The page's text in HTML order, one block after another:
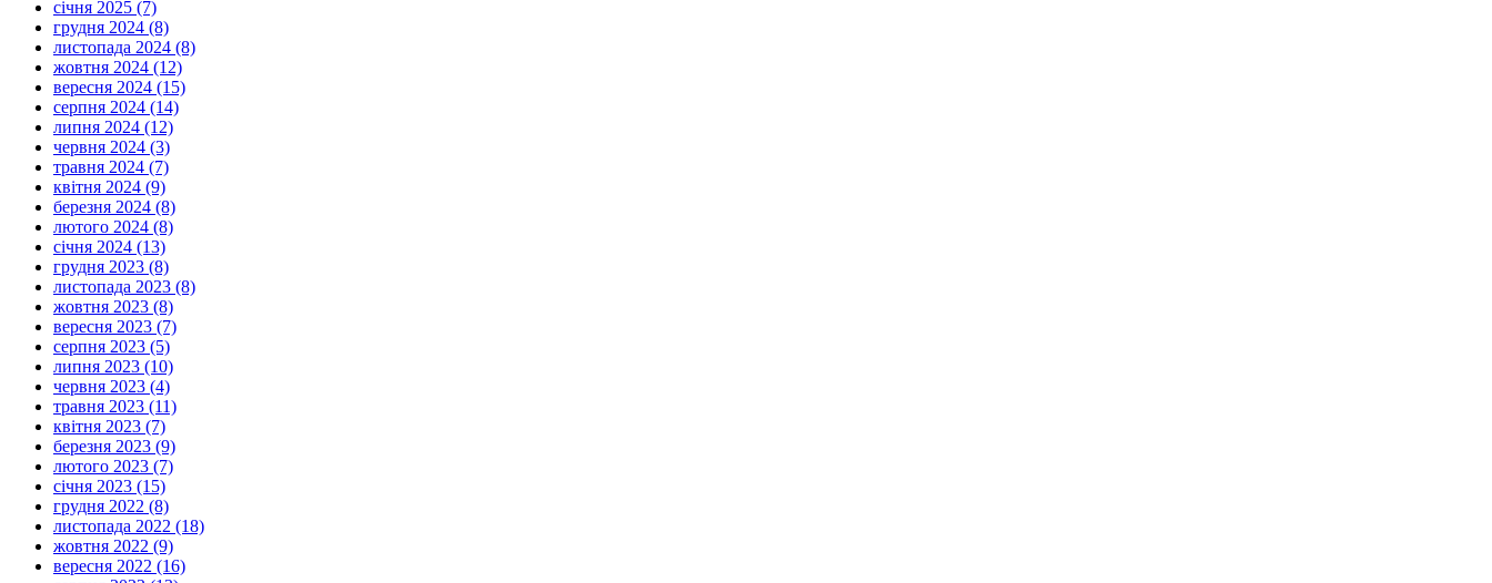
січня 2025 (7)
грудня 2024 (8)
листопада 2024 (8)
жовтня 2024 (12)
вересня 2024 (15)
серпня 2024 (14)
липня 2024 (12)
червня 2024 (3)
травня 2024 (7)
квітня 2024 (9)
березня 2024 (8)
лютого 2024 (8)
січня 2024 (13)
грудня 2023 (8)
листопада 2023 (8)
жовтня 2023 (8)
вересня 2023 (7)
серпня 2023 (5)
липня 2023 (10)
червня 2023 (4)
травня 2023 (11)
квітня 2023 (7)
березня 2023 (9)
лютого 2023 (7)
січня 2023 (15)
грудня 2022 (8)
листопада 2022 (18)
жовтня 2022 (9)
вересня 2022 (16)